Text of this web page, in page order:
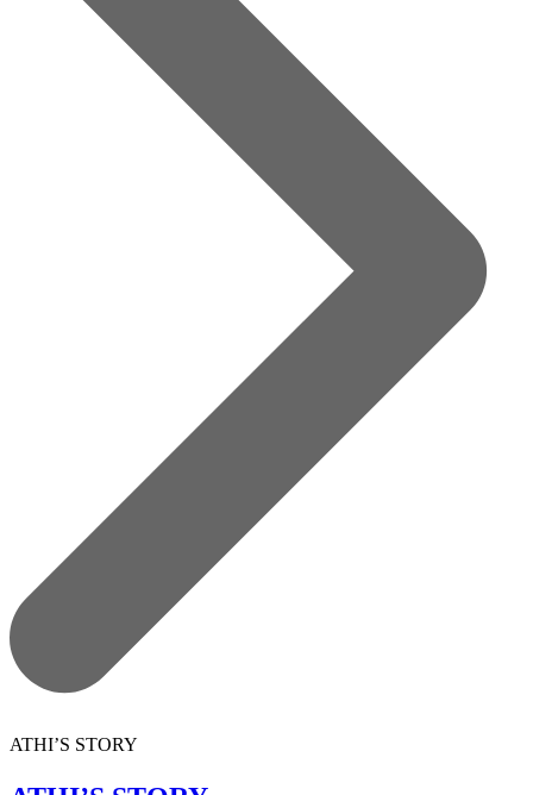
ATHI’S STORY